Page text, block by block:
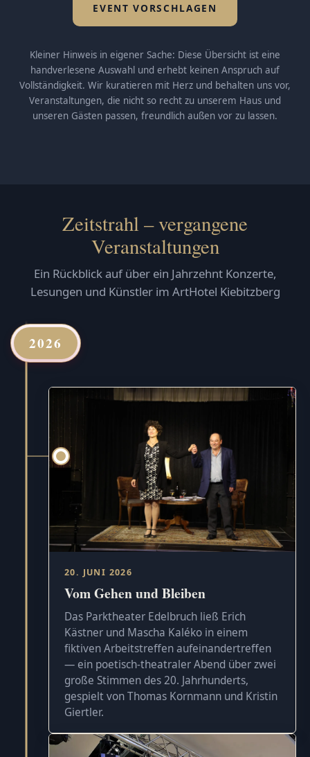
EVENT VORSCHLAGEN
Kleiner Hinweis in eigener Sache: Diese Übersicht ist eine
handverlesene Auswahl und erhebt keinen Anspruch auf
Vollständigkeit. Wir kuratieren mit Herz und behalten uns vor,
Veranstaltungen, die nicht so recht zu unserem Haus und
unseren Gästen passen, freundlich außen vor zu lassen.
Zeitstrahl – vergangene
Veranstaltungen
Ein Rückblick auf über ein Jahrzehnt Konzerte,
Lesungen und Künstler im ArtHotel Kiebitzberg
2026
20. JUNI 2026
Vom Gehen und Bleiben
Das Parktheater Edelbruch ließ Erich
Kästner und Mascha Kaléko in einem
fiktiven Arbeitstreffen aufeinandertreffen
— ein poetisch-theatraler Abend über zwei
große Stimmen des 20. Jahrhunderts,
gespielt von Thomas Kornmann und Kristin
Giertler.